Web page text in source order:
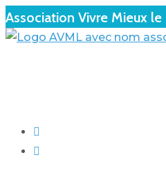
Association Vivre Mieux